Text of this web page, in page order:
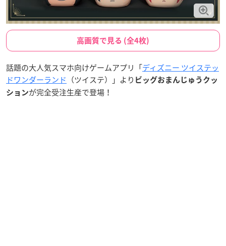
高画質で見る (全4枚)
話題の大人気スマホ向けゲームアプリ「ディズニー ツイステッ
ドワンダーランド （ツイステ）」より ビッグおまんじゅうクッ
ションが完全受注生産で登場！